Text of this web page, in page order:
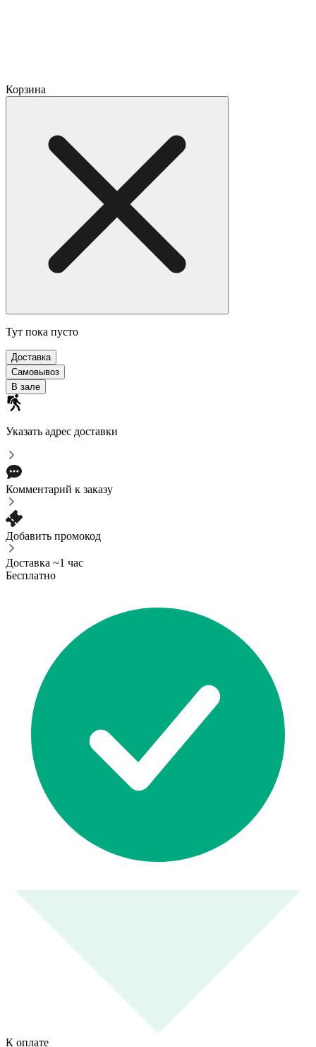
Корзина
Тут пока пусто
Доставка
Самовывоз
В зале
Указать адрес доставки
Комментарий к заказу
Добавить промокод
Доставка ~1 час
Бесплатно
К оплате